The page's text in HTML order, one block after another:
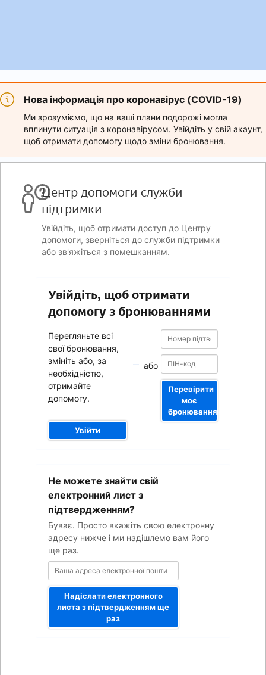
Нова інформація про коронавірус (COVID-19)
Ми зрозуміємо, що на ваші плани подорожі могла
вплинути ситуація з коронавірусом. Увійдіть у свій акаунт,
щоб отримати допомогу щодо зміни бронювання.
Центр допомоги служби
підтримки
Увійдіть, щоб отримати доступ до Центру
допомоги, зверніться до служби підтримки
або зв'яжіться з помешканням.
Увійдіть, щоб отримати
допомогу з бронюваннями
Перегляньте всі
свої бронювання,
змініть або, за
необхідністю,
отримайте
допомогу.
Увійти
або
Номер
підтвердження
Номер
підтвердження
Перевірити
моє
бронювання
Не можете знайти свій
електронний лист з
підтвердженням?
Буває. Просто вкажіть свою електронну
адресу нижче і ми надішлемо вам його
ще раз.
адреса
електронної
пошти
Надіслати електронного
листа з підтвердженням ще
раз